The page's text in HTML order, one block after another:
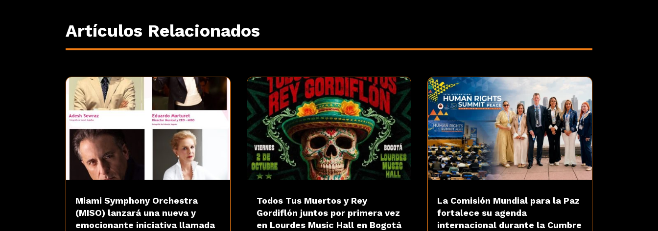
Artículos Relacionados
Miami Symphony Orchestra
(MISO) lanzará una nueva y
emocionante iniciativa llamada
Todos Tus Muertos y Rey
Gordiflón juntos por primera vez
en Lourdes Music Hall en Bogotá
La Comisión Mundial para la Paz
fortalece su agenda
internacional durante la Cumbre